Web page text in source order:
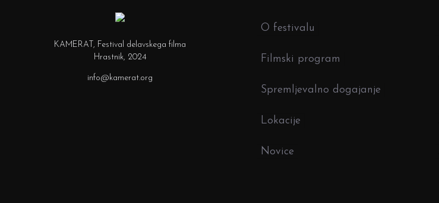
KAMERAT, Festival delavskega filma
Hrastnik, 2024
info@kamerat.org
O festivalu
Filmski program
Spremljevalno dogajanje
Lokacije
Novice